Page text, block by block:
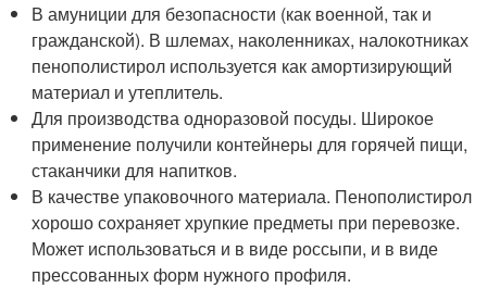
В амуниции для безопасности (как военной, так и
гражданской). В шлемах, наколенниках, налокотниках
пенополистирол используется как амортизирующий
материал и утеплитель.
Для производства одноразовой посуды. Широкое
применение получили контейнеры для горячей пищи,
стаканчики для напитков.
В качестве упаковочного материала. Пенополистирол
хорошо сохраняет хрупкие предметы при перевозке.
Может использоваться и в виде россыпи, и в виде
прессованных форм нужного профиля.